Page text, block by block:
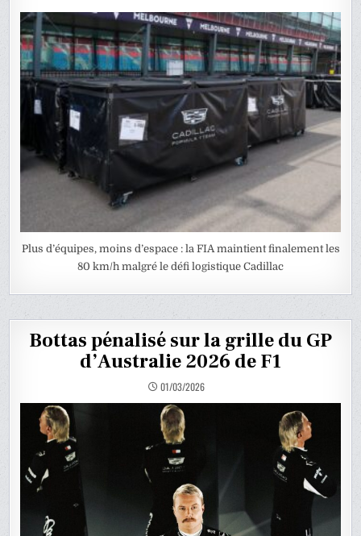
Plus d’équipes, moins d’espace : la FIA maintient finalement les
80 km/h malgré le défi logistique Cadillac
Bottas pénalisé sur la grille du GP
d’Australie 2026 de F1
01/03/2026